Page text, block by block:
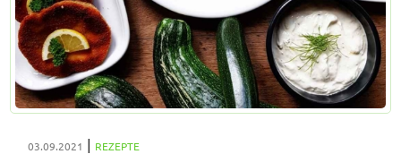
03.09.2021 | REZEPTE